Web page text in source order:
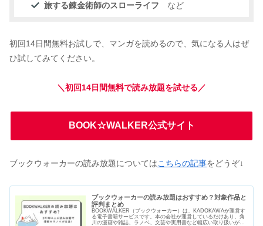
旅する錬金術師のスローライフ など
初回14日間無料お試しで、マンガを読めるので、気になる人はぜ
ひ試してみてください。
＼初回14日間無料で読み放題を試せる／
BOOK☆WALKER公式サイト
ブックウォーカーの読み放題についてはこちらの記事をどうぞ↓
ブックウォーカーの読み放題はおすすめ？対象作品と
評判まとめ
BOOKWALKER（ブックウォーカー）は、KADOKAWAが運営す
る電子書籍サービスです。本の会社が運営しているだけあり、角
川の漫画や雑誌、ラノベ、文芸や実用書など幅広い取り扱いがあ